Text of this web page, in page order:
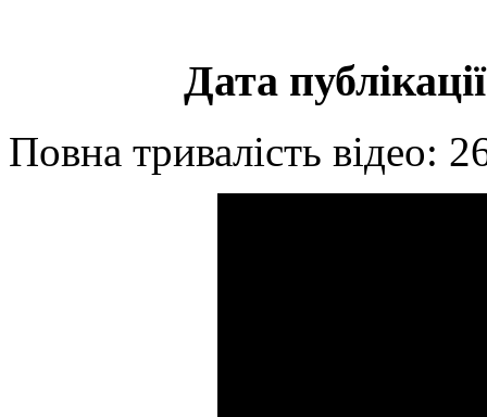
Дата
Повна тривалість відео: